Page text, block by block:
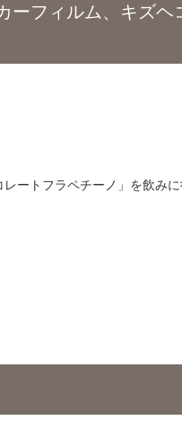
ーフィルム、キズヘ
ートフラペチーノ」を飲み